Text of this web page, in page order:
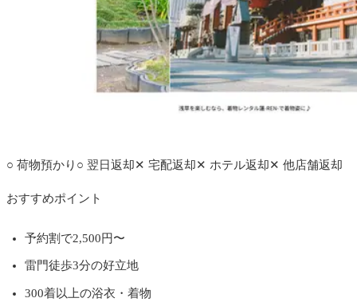
○ 荷物預かり ○ 翌日返却✕ 宅配返却✕ ホテル返却✕ 他店舗返却
おすすめポイント
予約割で2,500円〜
雷門徒歩3分の好立地
300着以上の浴衣・着物